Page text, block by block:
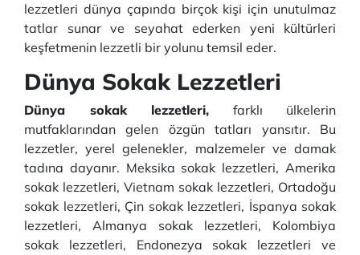
lezzetleri dünya çapında birçok kişi için unutulmaz
tatlar sunar ve seyahat ederken yeni kültürleri
keşfetmenin lezzetli bir yolunu temsil eder.
Dünya Sokak Lezzetleri
Dünya sokak lezzetleri, farklı ülkelerin
mutfaklarından gelen özgün tatları yansıtır. Bu
lezzetler, yerel gelenekler, malzemeler ve damak
tadına dayanır. Meksika sokak lezzetleri, Amerika
sokak lezzetleri, Vietnam sokak lezzetleri, Ortadoğu
sokak lezzetleri, Çin sokak lezzetleri, İspanya sokak
lezzetleri, Almanya sokak lezzetleri, Kolombiya
sokak lezzetleri, Endonezya sokak lezzetleri ve